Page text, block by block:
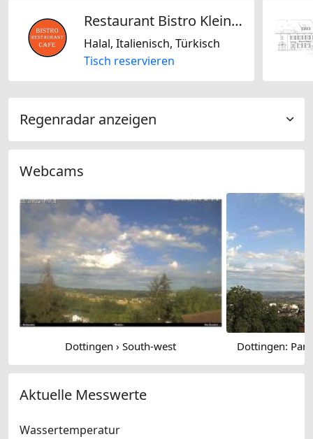
Restaurant Bistro Kleindöttingen
Halal, Italienisch, Türkisch
Tisch reservieren
Regenradar anzeigen
Webcams
Dottingen › South-west Dottingen:
Aktuelle Messwerte
Wassertemperatur